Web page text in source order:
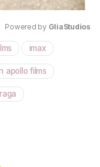
Mute
Powered by GliaStudios
imax
apollo films